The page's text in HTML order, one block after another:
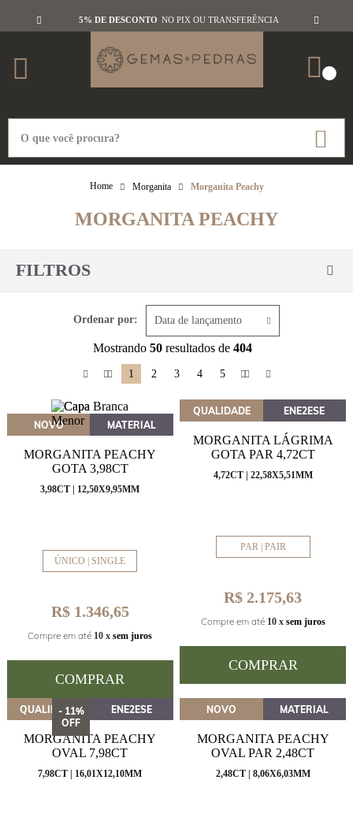
5% DE DESCONTO NO PIX OU TRANSFERÊNCIA
Morganita Morganita Peachy
MORGANITA PEACHY
FILTROS
1 2 3 4 5
Mostrando 50 resultados de 404
Ordenar por: Data de lançamento
NOVO MATERIAL
MORGANITA PEACHY
GOTA 3,98CT
3,98CT | 12,50X9,95MM
ÚNICO | SINGLE
R$ 1.346,65
Compre em até 10 x sem juros
COMPRAR
QUALIDADE ENE2ESE
MORGANITA LÁGRIMA
GOTA PAR 4,72CT
4,72CT | 22,58X5,51MM
PAR | PAIR
R$ 2.175,63
Compre em até 10 x sem juros
COMPRAR
- 11%
OFF
QUALIDADE ENE2ESE
MORGANITA PEACHY
OVAL 7,98CT
7,98CT | 16,01X12,10MM
NOVO MATERIAL
MORGANITA PEACHY
OVAL PAR 2,48CT
2,48CT | 8,06X6,03MM